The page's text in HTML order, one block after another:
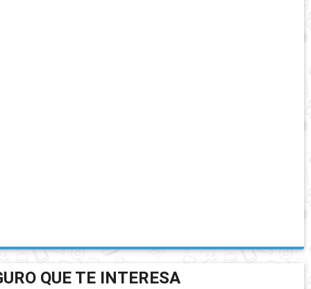
QUE TE INTERESA